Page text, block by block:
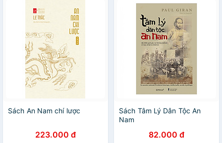
Sách An Nam chí lược
223.000 đ
Sách Tâm Lý Dân Tộc An
Nam
82.000 đ